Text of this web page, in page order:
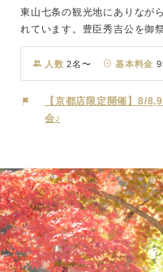
東山七条の観光地にありなが
れています。豊臣秀吉公を御
れ、秀吉公が祀られる本殿の
うように佇んでいます。境内
ん”型の絵馬、武将によって
随所に歴史を感じさせてくれ
あったと伝えられる桃山建築
と玉垣に囲まれた本殿と拝殿
厳かに執り行われます。
人数 2名〜 基本料金
【京都店限定開催】8/
会♪